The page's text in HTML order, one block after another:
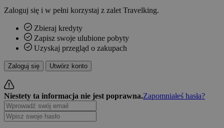
Zaloguj się i w pełni korzystaj z zalet Travelking.
Zbieraj kredyty
Zapisz swoje ulubione pobyty
Uzyskaj przegląd o zakupach
Zaloguj się Utwórz konto
Niestety ta informacja nie jest poprawna.Zapomniałeś hasła?